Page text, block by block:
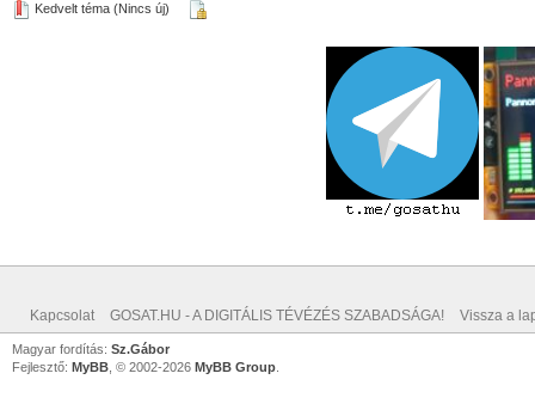
Kedvelt téma (Nincs új)
Kapcsolat GOSAT.HU - A DIGITÁLIS TÉVÉZÉS SZABADSÁGA! Vissza a
Magyar fordítás: Sz.Gábor
Fejlesztő: MyBB , © 2002-2026 MyBB Group